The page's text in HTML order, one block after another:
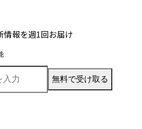
情報を週1回お届け
無料で受け取る